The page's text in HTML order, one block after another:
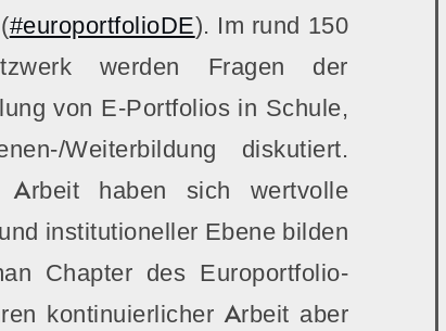
#europortfolioDE). Im rund 150
werden Fragen der
von E-Portfolios in Schule,
Weiterbildung diskutiert.
Arbeit haben sich wertvolle
institutioneller Ebene bilden
Chapter des Europortfolio-
kontinuierlicher Arbeit aber